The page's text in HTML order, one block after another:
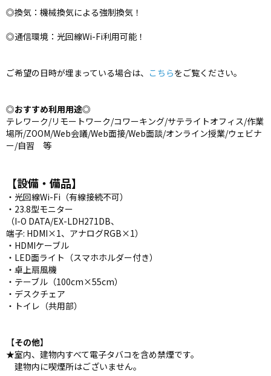
◎換気：機械換気による強制換気！
◎通信環境：光回線Wi-Fi利用可能！
ご希望の日時が埋まっている場合は、 こちらをご覧ください。
◎おすすめ利用用途◎
テレワーク/リモートワーク/コワーキング/サテライトオフィス/作業
場所/ZOOM/Web会議/Web面接/Web面談/オンライン授業/ウェビナ
ー/自習 等
【設備・備品】
・光回線Wi-Fi（有線接続不可）
・23.8型モニター
（I-O DATA/EX-LDH271DB、
端子: HDMI×1、アナログRGB×1）
・HDMIケーブル
・LED面ライト（スマホホルダー付き）
・卓上扇風機
・テーブル（100cm×55cm）
・デスクチェア
・トイレ（共用部）
【その他】
★室内、建物内すべて電子タバコを含め禁煙です。
建物内に喫煙所はございません。